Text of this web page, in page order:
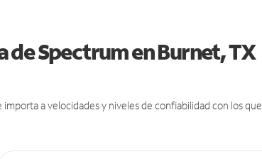
Spectrum en Burnet, TX
a velocidades y niveles de confiabilidad con los que